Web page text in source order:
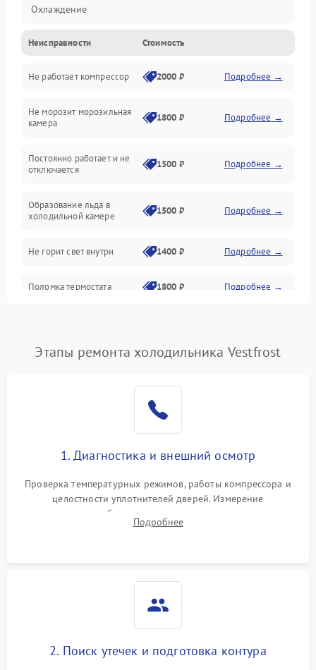
Охлаждение
Механика
Электропитание
Дренаж
Неисправности Стоимость
Не работает компрессор 2000 ₽ Подробнее →
Не морозит морозильная
камера
1800 ₽ Подробнее →
Постоянно работает и не
отключается
1500 ₽ Подробнее →
Образование льда в
холодильной камере
1500 ₽ Подробнее →
Не горит свет внутри 1400 ₽ Подробнее →
Поломка термостата 1800 ₽ Подробнее →
Поломка системы No Frost 2600 ₽ Подробнее →
работе
2000 ₽ Подробнее →
1000 ₽
1800 ₽
Этапы ремонта холодильника Vestfrost
1. Диагностика и внешний осмотр
Проверка температурных режимов, работы компрессора и
целостности уплотнителей дверей. Измерение
сопротивления обмоток мотора, проверка термостата и
считывание кодов ошибок с электронного дисплея.
Подробнее
2. Поиск утечек и подготовка контура